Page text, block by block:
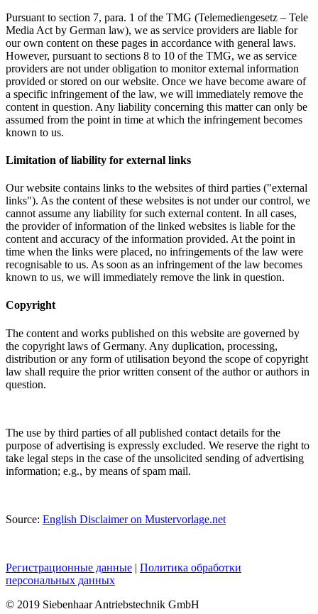
Pursuant to section 7, para. 1 of the TMG (Telemediengesetz – Tele
Media Act by German law), we as service providers are liable for
our own content on these pages in accordance with general laws.
However, pursuant to sections 8 to 10 of the TMG, we as service
providers are not under obligation to monitor external information
provided or stored on our website. Once we have become aware of
a specific infringement of the law, we will immediately remove the
content in question. Any liability concerning this matter can only be
assumed from the point in time at which the infringement becomes
known to us.
Limitation of liability for external links
Our website contains links to the websites of third parties ("external
links"). As the content of these websites is not under our control, we
cannot assume any liability for such external content. In all cases,
the provider of information of the linked websites is liable for the
content and accuracy of the information provided. At the point in
time when the links were placed, no infringements of the law were
recognisable to us. As soon as an infringement of the law becomes
known to us, we will immediately remove the link in question.
Copyright
The content and works published on this website are governed by
the copyright laws of Germany. Any duplication, processing,
distribution or any form of utilisation beyond the scope of copyright
law shall require the prior written consent of the author or authors in
question.
The use by third parties of all published contact details for the
purpose of advertising is expressly excluded. We reserve the right to
take legal steps in the case of the unsolicited sending of advertising
information; e.g., by means of spam mail.
Source: English Disclaimer on Mustervorlage.net
Регистрационные данные | Политика обработки
персональных данных
© 2019 Siebenhaar Antriebstechnik GmbH